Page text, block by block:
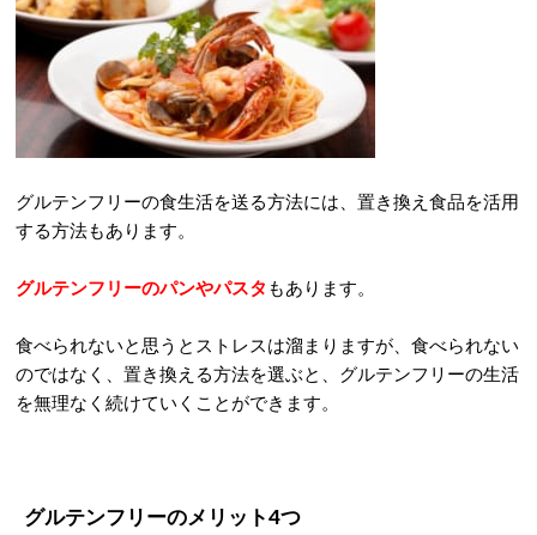
グルテンフリーの食生活を送る方法には、置き換え食品を活用
する方法もあります。
グルテンフリーのパンやパスタ もあります。
食べられないと思うとストレスは溜まりますが、食べられない
のではなく、置き換える方法を選ぶと、グルテンフリーの生活
を無理なく続けていくことができます。
グルテンフリーのメリット4つ